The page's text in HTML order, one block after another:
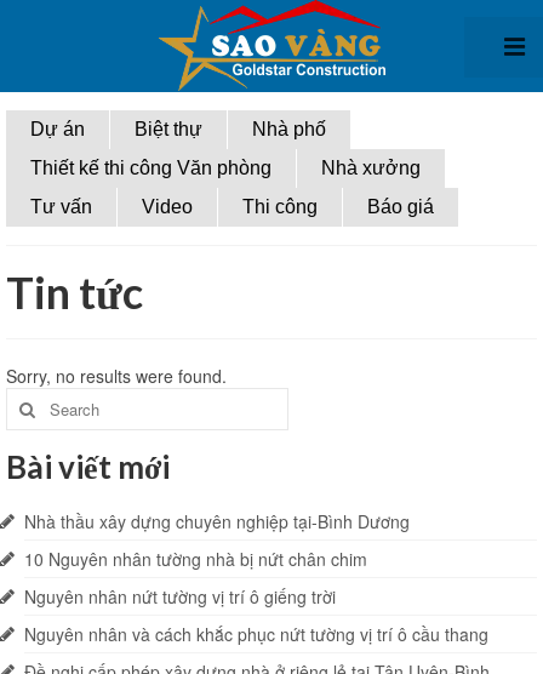
Giới thiệu
Thiết kế kiến trúc
Thiết kế biệt thự
Thiết kế nhà phố
Thiết kế nhà xưởng
Thi công xây dựng
Thi Công biệt thự
Thi công nhà phố
Thi công văn phòng
Thi công nhà xưởng
Dự án Biệt thự
Nhà phố
Thiết kế thi công Văn phòng
Nhà xưởng
Tư vấn
Video Thi công Báo giá
Tin tức
Sorry, no results were found.
Search
for:
Bài viết mới
Nhà thầu xây dựng chuyên nghiệp tại-Bình Dương
10 Nguyên nhân tường nhà bị nứt chân chim
Nguyên nhân nứt tường vị trí ô giếng trời
Nguyên nhân và cách khắc phục nứt tường vị trí ô cầu thang